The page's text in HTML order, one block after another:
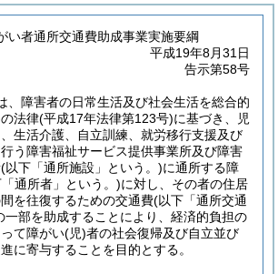
い者通所交通費助成事業実施要綱
平成19年8月31日
告示第58号
、障害者の日常生活及び社会生活を総合的
法律(平成17年法律第123号)に基づき、児
生活介護、自立訓練、就労移行支援及び
う障害福祉サービス提供事業所及び障害
(以下「通所施設」という。)に通所する障
通所者」という。)に対し、その者の住居
を往復するための交通費(以下「通所交通
一部を助成することにより、経済的負担の
て障がい(児)者の社会復帰及び自立並び
に寄与することを目的とする。